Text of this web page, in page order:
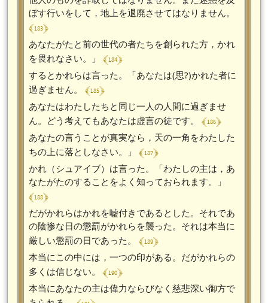
ぼす行いをして，地上を退廃させてはなりません。
﴾ 183 ﴿
あなたがたと前の世代の者たちを創られた方，かれ
を畏れなさい。」 ﴾ 184 ﴿
するとかれらは言った。「あなたは(思?)かれた者に
過ぎません。 ﴾ 185 ﴿
あなたはわたしたちと同じ一人の人間に過ぎませ
ん。どう考えてもあなたは虚言の徒です。 ﴾ 186 ﴿
あなたの言うことが真実なら，天の一角をわたした
ちの上に落としなさい。」 ﴾ 187 ﴿
かれ（シュアイブ）は言った。「わたしの主は，あ
なたがたのすることをよく知っておられます。」
﴾ 188 ﴿
だがかれらはかれを嘘付きであるとした。それであ
の陰惨な日の懲罰がかれらを襲った。それは本当に
厳しい懲罰の日であった。 ﴾ 189 ﴿
本当にこの中には，一つの印がある。だがかれらの
多くは信じない。 ﴾ 190 ﴿
本当にあなたの主は偉力ならびなく慈悲深い御方で